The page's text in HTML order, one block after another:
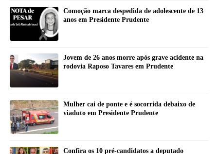
Comoção marca despedida de adolescente de 13
anos em Presidente Prudente
Jovem de 26 anos morre após grave acidente na
rodovia Raposo Tavares em Prudente
Mulher cai de ponte e é socorrida debaixo de
viaduto em Presidente Prudente
Confira os 10 pré-candidatos a deputado